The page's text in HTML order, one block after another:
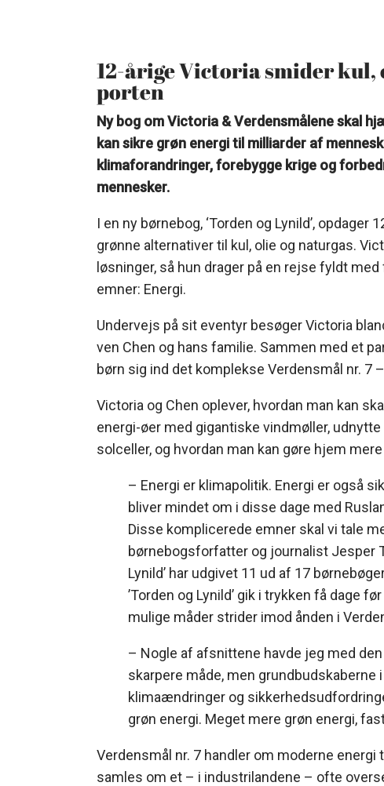
12-årige Victoria smider kul,
porten
Ny bog om Victoria & Verdensmålene skal
kan sikre grøn energi til milliarder af
klimaforandringer, forebygge krige og
mennesker.
I en ny børnebog, ‘Torden og Lynild’, opdager
grønne alternativer til kul, olie og naturgas.
løsninger, så hun drager på en rejse fyldt
emner: Energi.
Undervejs på sit eventyr besøger Victoria
ven Chen og hans familie. Sammen med et
børn sig ind det komplekse Verdensmål nr. 7
Victoria og Chen oplever, hvordan man kan
energi-øer med gigantiske vindmøller,
solceller, og hvordan man kan gøre hjem
– Energi er klimapolitik. Energi er også
bliver mindet om i disse dage med
Disse komplicerede emner skal vi tale
børnebogsforfatter og journalist Jesper
Lynild’ har udgivet 11 ud af 17
’Torden og Lynild’ gik i trykken få dage
mulige måder strider imod ånden i
– Nogle af afsnittene havde jeg med
skarpere måde, men grundbudskaberne i
klimaændringer og
grøn energi. Meget mere grøn energi,
Verdensmål nr. 7 handler om moderne energi
samles om et – i industrilandene – ofte